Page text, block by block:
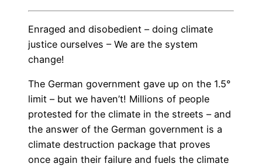
Enraged and disobedient – doing climate
justice ourselves – We are the system
change!
The German government gave up on the 1.5°
limit – but we haven’t! Millions of people
protested for the climate in the streets – and
the answer of the German government is a
climate destruction package that proves
once again their failure and fuels the climate